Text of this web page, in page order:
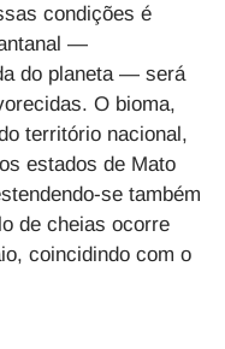
condições é
—
do planeta — será
O bioma,
território nacional,
estados de Mato
se também
de cheias ocorre
coincidindo com o